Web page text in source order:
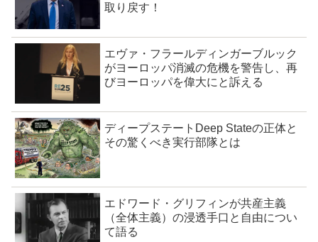
取り戻す！
エヴァ・フラールディンガーブルック
がヨーロッパ消滅の危機を警告し、再
びヨーロッパを偉大にと訴える
ディープステートDeep Stateの正体と
その驚くべき実行部隊とは
エドワード・グリフィンが共産主義
（全体主義）の浸透手口と自由につい
て語る